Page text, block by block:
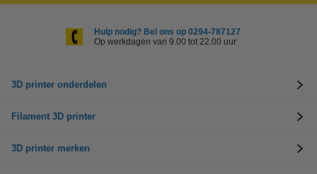
Hulp nodig? Bel ons op 0294-787127
Op werkdagen van 9.00 tot 22.00 uur
3D printer onderdelen
Filament 3D printer
3D printer merken